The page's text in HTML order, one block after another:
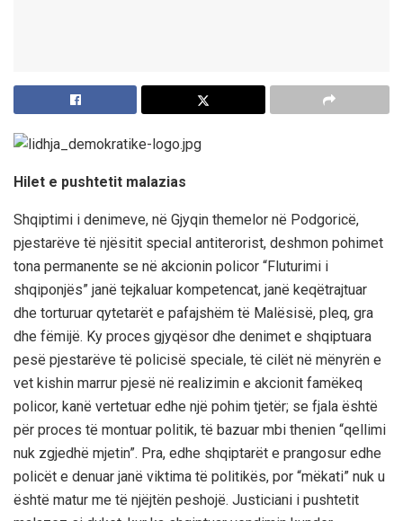
Hilet e pushtetit malazias
Shqiptimi i denimeve, në Gjyqin themelor në Podgoricë,
pjestarëve të njësitit special antiterorist, deshmon pohimet
tona permanente se në akcionin policor “Fluturimi i
shqiponjës” janë tejkaluar kompetencat, janë keqëtrajtuar
dhe torturuar qytetarët e pafajshëm të Malësisë, pleq, gra
dhe fëmijë. Ky proces gjyqësor dhe denimet e shqiptuara
pesë pjestarëve të policisë speciale, të cilët në mënyrën e
vet kishin marrur pjesë në realizimin e akcionit famëkeq
policor, kanë vertetuar edhe një pohim tjetër; se fjala është
për proces të montuar politik, të bazuar mbi thenien “qellimi
nuk zgjedhë mjetin”. Pra, edhe shqiptarët e prangosur edhe
policët e denuar janë viktima të politikës, por “mëkati” nuk u
është matur me të njëjtën peshojë. Justiciani i pushtetit